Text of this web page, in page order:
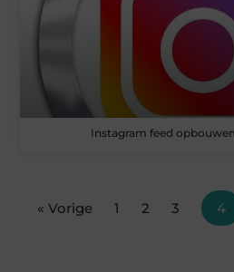
Instagram feed
« Vorige 1 2 3 4